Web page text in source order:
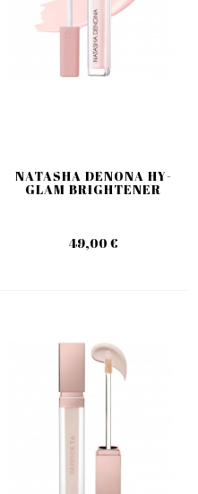
NATASHA DENONA HY-
GLAM BRIGHTENER
49,00 €